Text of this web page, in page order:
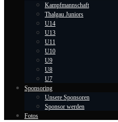
Kampfmannschaft
Thalgau Juniors
U14
U13
U11
U10
U9
U8
U7
Sponsoring
Unsere Sponsoren
Sponsor werden
Fotos